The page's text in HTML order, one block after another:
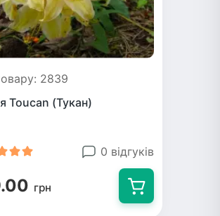
2839
Toucan (Тукан)
0 відгуків
грн